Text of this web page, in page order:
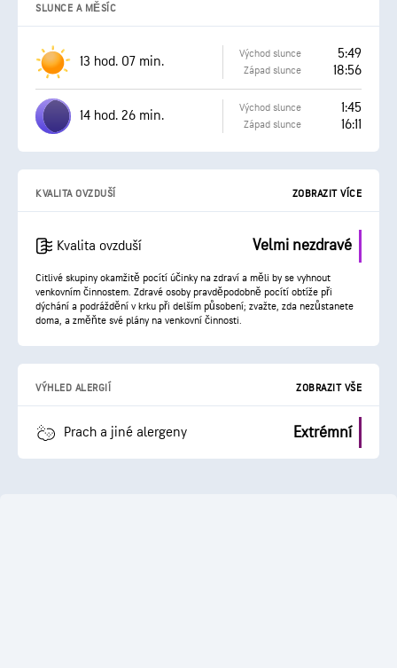
SLUNCE A MĚSÍC
13 hod. 07 min. Východ slunce 5:49
Západ slunce 18:56
14 hod. 26 min. Východ slunce 1:45
Západ slunce 16:11
KVALITA OVZDUŠÍ ZOBRAZIT VÍCE
Kvalita ovzduší Velmi nezdravé
Citlivé skupiny okamžitě pocítí účinky na zdraví a měli by se vyhnout
venkovním činnostem. Zdravé osoby pravděpodobně pocítí obtíže při
dýchání a podráždění v krku při delším působení; zvažte, zda nezůstanete
doma, a změňte své plány na venkovní činnosti.
VÝHLED ALERGIÍ ZOBRAZIT VŠE
Prach a jiné alergeny Extrémní